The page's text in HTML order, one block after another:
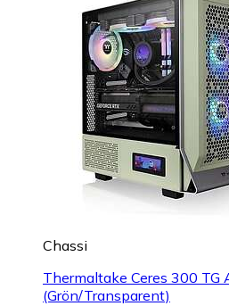
Chassi
Thermaltake Ceres 300 TG
(Grön/Transparent)